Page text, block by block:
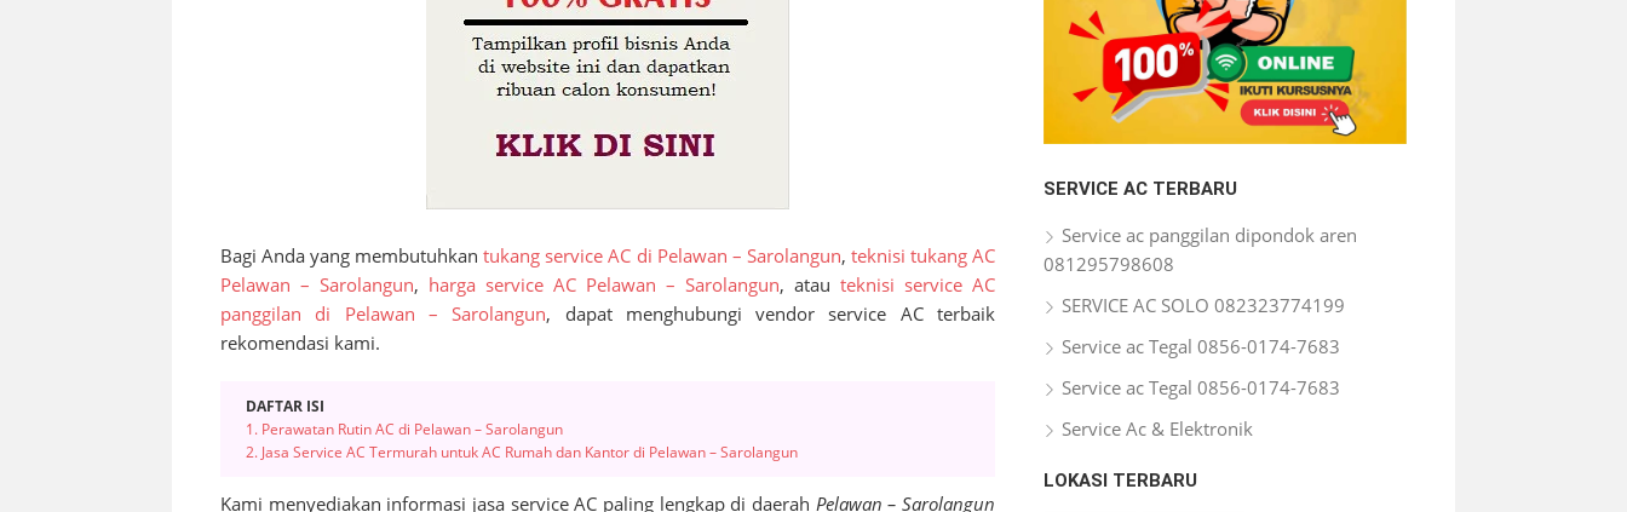
Bagi Anda yang membutuhkantukang service AC di Pelawan – Sarolangun, teknisi tukang AC
Pelawan – Sarolangun, harga service AC Pelawan – Sarolangun, atau teknisi service AC
panggilan di Pelawan – Sarolangun, dapat menghubungi vendor service AC terbaik
rekomendasi kami.
DAFTAR ISI
1. Perawatan Rutin AC di Pelawan – Sarolangun
2. Jasa Service AC Termurah untuk AC Rumah dan Kantor di Pelawan – Sarolangun
Kami menyediakan informasi jasa service AC paling lengkap di daerah Pelawan – Sarolangun
SERVICE AC TERBARU
Service ac panggilan dipondok aren
081295798608
SERVICE AC SOLO 082323774199
Service ac Tegal 0856-0174-7683
Service ac Tegal 0856-0174-7683
Service Ac & Elektronik
LOKASI TERBARU